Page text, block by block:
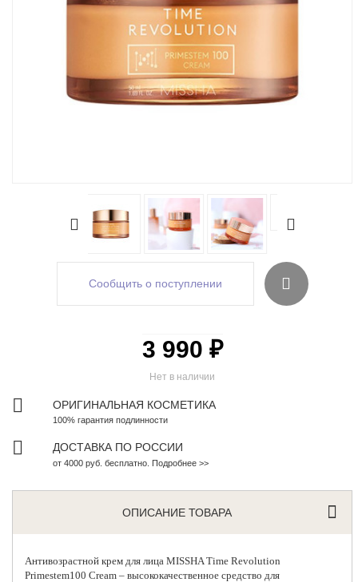
Сообщить о поступлении
Нет в наличии
3 990 ₽
ОРИГИНАЛЬНАЯ КОСМЕТИКА
100% гарантия подлинности
ДОСТАВКА ПО РОССИИ
от 4000 руб. бесплатно. Подробнее >>
ОПИСАНИЕ ТОВАРА
Антивозрастной крем для лица MISSHA Time Revolution
Primestem100 Cream – высококачественное средство для